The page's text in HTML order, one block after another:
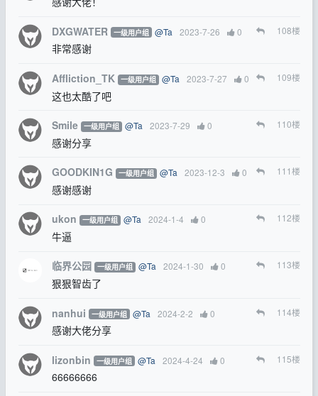
DXGWATER 一级用户组 @Ta 2023-7-26 0 108楼
非常感谢
Affliction_TK 一级用户组 @Ta 2023-7-27 0 109楼
这也太酷了吧
Smile 一级用户组 @Ta 2023-7-29 0 110楼
感谢分享
GOODKIN1G 一级用户组 @Ta 2023-12-3 0 111楼
感谢感谢
ukon 一级用户组 @Ta 2024-1-4 0 112楼
牛逼
临界公园 一级用户组 @Ta 2024-1-30 0 113楼
狠狠智齿了
nanhui 一级用户组 @Ta 2024-2-2 0 114楼
感谢大佬分享
lizonbin 一级用户组 @Ta 2024-4-24 0 115楼
66666666